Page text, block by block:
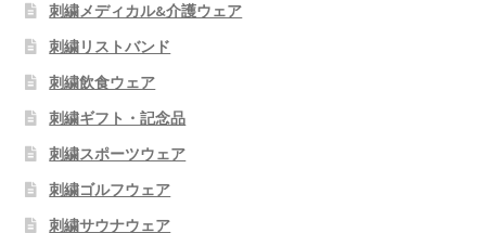
刺繍メディカル&介護ウェア
刺繍リストバンド
刺繍飲食ウェア
刺繍ギフト・記念品
刺繍スポーツウェア
刺繍ゴルフウェア
刺繍サウナウェア